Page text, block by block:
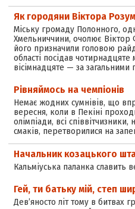
Як городяни Віктора
Міську громаду Полонного,
Хмельниччини, очолює
його призначили головою
області посідав чотирнадцяте
вісімнадцяте — за загальними
Рівняймось на чемпіонів
Немає жодних сумнівів, що
вересня, коли в Пекіні
олімпіади, всі
смаків, перетворилися на
Начальник козацького
Кальміуська паланка славить
Гей, ти батьку мій, степ
Дев’яносто літ тому в битвах